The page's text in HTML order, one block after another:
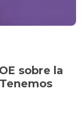
sobre la